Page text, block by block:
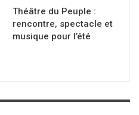
Théâtre du Peuple :
rencontre, spectacle et
musique pour l’été